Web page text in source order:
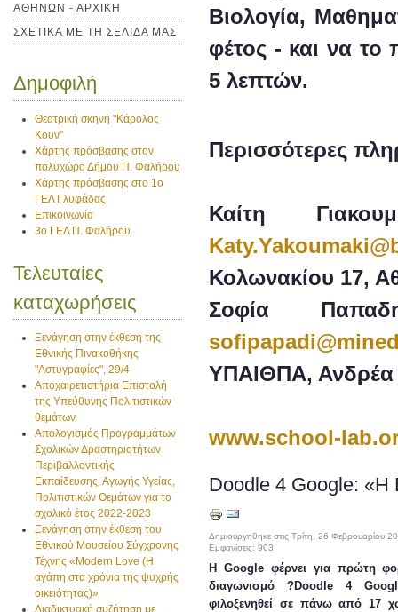
ΑΘΗΝΩΝ - ΑΡΧΙΚΗ
ΣΧΕΤΙΚΑ ΜΕ ΤΗ ΣΕΛΙΔΑ ΜΑΣ
Δημοφιλή
Θεατρική σκηνή "Κάρολος
Κουν"
Χάρτης πρόσβασης στον
πολυχώρο Δήμου Π. Φαλήρου
Χάρτης πρόσβασης στο 1ο
ΓΕΛ Γλυφάδας
Επικοινωνία
3ο ΓΕΛ Π. Φαλήρου
Τελευταίες
καταχωρήσεις
Ξενάγηση στην έκθεση της
Εθνικής Πινακοθήκης
"Αστυγραφίες", 29/4
Αποχαιρετιστήρια Επιστολή
της Υπεύθυνης Πολιτιστικών
θεμάτων
Απολογισμός Προγραμμάτων
Σχολικών Δραστηριοτήτων
Περιβαλλοντικής
Εκπαίδευσης, Αγωγής Υγείας,
Πολιτιστικών Θεμάτων για το
σχολικό έτος 2022-2023
Ξενάγηση στην έκθεση του
Εθνικού Μουσείου Σύγχρονης
Τέχνης «Modern Love (H
αγάπη στα χρόνια της ψυχρής
οικειότητας)»
Διαδικτυακή συζήτηση με
Βιολογία,
φέτος - και να το
5 λεπτών.
Περισσότερες
Καίτη
Κολωνακίου 17,
Σοφία
ΥΠΑΙΘΠΑ,
www.school-
Doodle 4 Google: «Η
Δημιουργηθηκε στις Τρίτη, 26 Φεβρουαρίου
Εμφανίσεις: 903
Η Google φέρνει για πρώτη
διαγωνισμό ?Doodle 4
φιλοξενηθεί σε πάνω από 17